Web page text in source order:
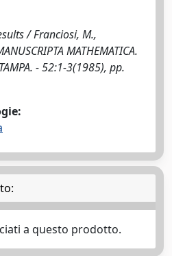
/ Franciosi, M.,
MATHEMATICA.
- 52:1-3(1985), pp.
a questo prodotto.